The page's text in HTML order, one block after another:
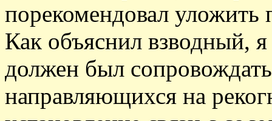
порекомендовал уложить
Как объяснил взводный,
должен был
направляющихся на